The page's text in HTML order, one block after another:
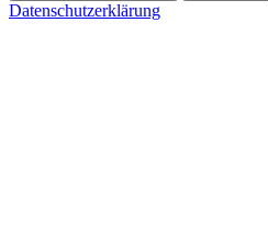
Datenschutzerklärung